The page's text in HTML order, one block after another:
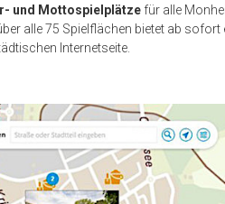
und Mottospielplätze für alle
alle 75 Spielflächen bietet ab sofort
Internetseite.